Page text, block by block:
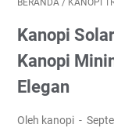
BERANDA / KANOPI
Kanopi
Kanopi
Elegan
Oleh kanopi